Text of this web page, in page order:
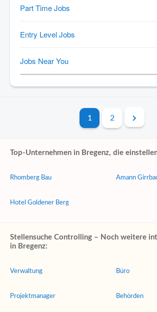
1 2
Top-Unternehmen in Bregenz, die
Rhomberg Bau
Hotel Goldener Berg
Amann
Stellensuche Controlling – Noch weitere
in Bregenz:
Verwaltung
Projektmanager
Büro
Behörden